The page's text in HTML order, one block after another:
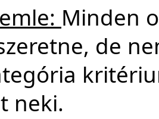
Minden
de
neki.